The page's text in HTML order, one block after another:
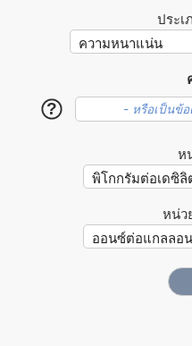
ประเ
?
ห
หน่ว